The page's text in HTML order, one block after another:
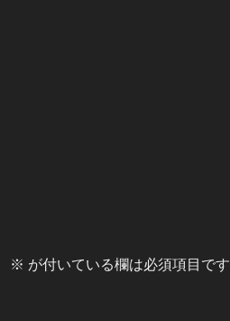
※ が付いている欄は必須項目です